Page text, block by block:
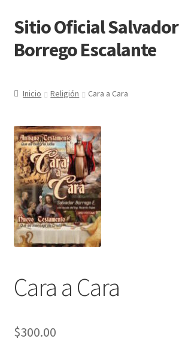
Ir
a
la
Ir
al
contenido
Sitio Oficial Salvador
Borrego Escalante
Carrito
Comunícate con nosotros
Mi cuenta
Noticias
Inicio Religión Cara a Cara
Cara a Cara
$300.00